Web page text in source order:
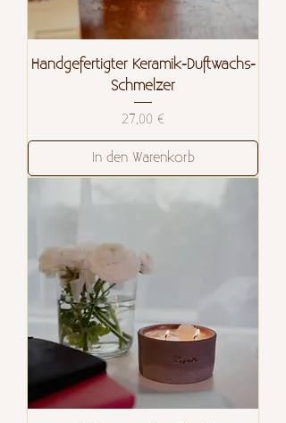
Handgefertigter Keramik-Duftwachs-
Schmelzer
Preis
27,00 €
In den Warenkorb